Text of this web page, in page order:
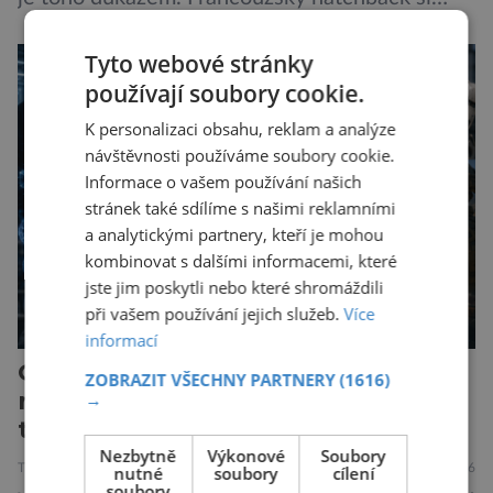
zachoval svůj atraktivní design, přidal delší
dojezd a modernější technologie, ale hlavně
ukazuje, že i kompaktní elektromobil může být
autem, se kterým bez obav vyrazíte za hranice
města Peugeot se u modelu 208 trefil do
černého už […]
Od rozšířené reality po měkké
roboty. AI zmapovala nastupující
technologie
12.7.2026
Tyto webové stránky
používají soubory cookie.
K personalizaci obsahu, reklam a analýze
návštěvnosti používáme soubory cookie.
Informace o vašem používání našich
stránek také sdílíme s našimi reklamními
a analytickými partnery, kteří je mohou
kombinovat s dalšími informacemi, které
jste jim poskytli nebo které shromáždili
při vašem používání jejich služeb.Více
informací
ZOBRAZIT VŠECHNY PARTNERY(1616)
→
Nezbytně
nutné
Výkonové
soubory
Soubory
cílení